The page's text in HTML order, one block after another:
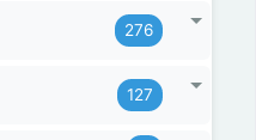
276
127